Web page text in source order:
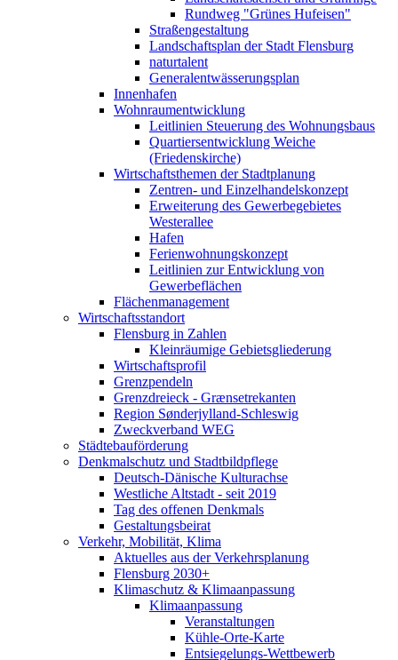
Rundweg "Grünes Hufeisen"
Straßengestaltung
Landschaftsplan der Stadt Flensburg
naturtalent
Generalentwässerungsplan
Innenhafen
Wohnraumentwicklung
Leitlinien Steuerung des Wohnungsbaus
Quartiersentwicklung Weiche
(Friedenskirche)
Wirtschaftsthemen der Stadtplanung
Zentren- und Einzelhandelskonzept
Erweiterung des Gewerbegebietes
Westerallee
Hafen
Ferienwohnungskonzept
Leitlinien zur Entwicklung von
Gewerbeflächen
Flächenmanagement
Wirtschaftsstandort
Flensburg in Zahlen
Kleinräumige Gebietsgliederung
Wirtschaftsprofil
Grenzpendeln
Grenzdreieck - Grænsetrekanten
Region Sønderjylland-Schleswig
Zweckverband WEG
Städtebauförderung
Denkmalschutz und Stadtbildpflege
Deutsch-Dänische Kulturachse
Westliche Altstadt - seit 2019
Tag des offenen Denkmals
Gestaltungsbeirat
Verkehr, Mobilität, Klima
Aktuelles aus der Verkehrsplanung
Flensburg 2030+
Klimaschutz & Klimaanpassung
Klimaanpassung
Veranstaltungen
Kühle-Orte-Karte
Entsiegelungs-Wettbewerb